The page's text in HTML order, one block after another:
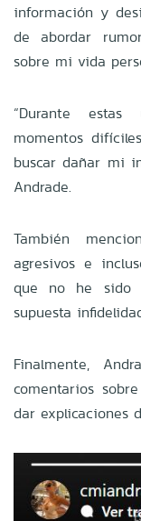
información y
de abordar
sobre mi vida
“Durante estas
momentos
buscar dañar mi
Andrade.
También
agresivos e
que no he sido
supuesta
Finalmente,
comentarios
dar explicaciones